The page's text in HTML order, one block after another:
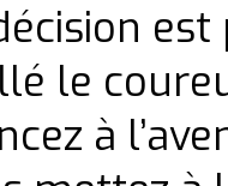
est
le
à